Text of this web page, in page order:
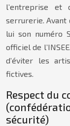
l’entreprise et
serrurerie. Avant
lui son numéro
officiel de
d’éviter les
fictives.
Respect du
sécurité)